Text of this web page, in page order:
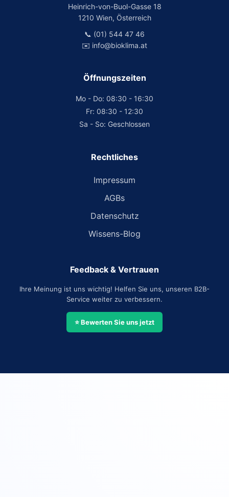
Heinrich-von-Buol-Gasse 18
1210 Wien, Österreich
📞 (01) 544 47 46
✉️ info@bioklima.at
Öffnungszeiten
Mo - Do: 08:30 - 16:30
Fr: 08:30 - 12:30
Sa - So: Geschlossen
Rechtliches
Impressum
AGBs
Datenschutz
Wissens-Blog
Feedback & Vertrauen
Ihre Meinung ist uns wichtig! Helfen Sie uns, unseren B2B-
Service weiter zu verbessern.
⭐ Bewerten Sie uns jetzt